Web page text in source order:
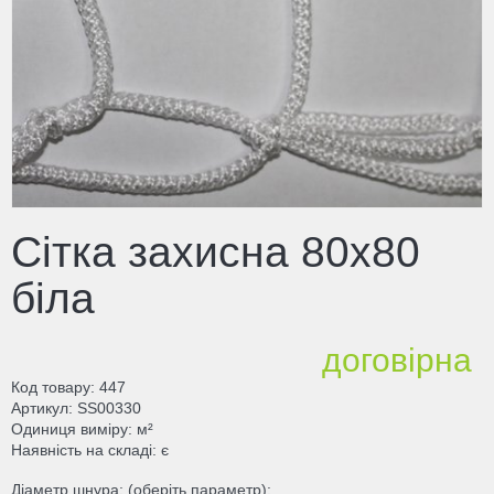
Сітка захисна 80х80
біла
договірна
Код товару 447
Артикул SS00330
Одиниця виміру м²
Наявність на складі є
Діаметр шнура: (оберіть параметр):